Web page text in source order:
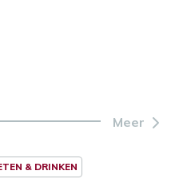
Meer
& DRINKEN